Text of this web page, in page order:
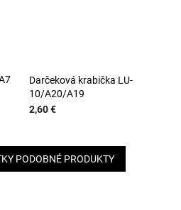
Darčeková krabička LU-
10/A20/A19
2,60 €
PODOBNÉ PRODUKTY